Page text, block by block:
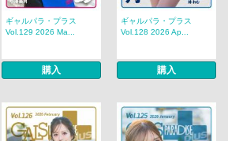
ギャルパラ・プラス
Vol.129 2026 Ma...
購入
ギャルパラ・プラス
Vol.128 2026 Ap...
購入